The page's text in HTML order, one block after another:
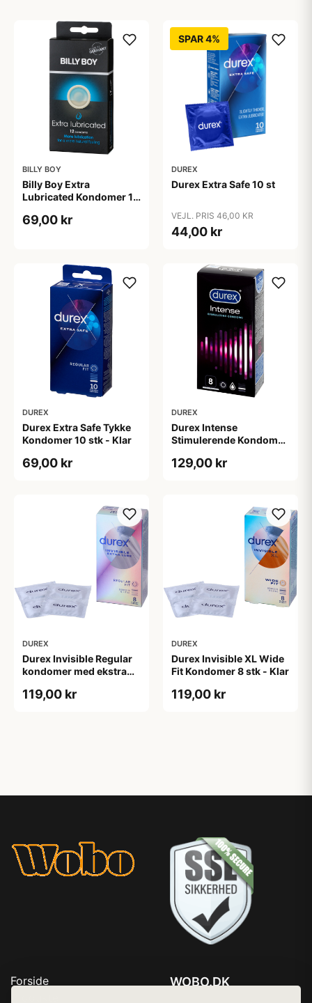
BILLY BOY
Billy Boy Extra
Lubricated Kondomer 12
69,00 kr
SPAR 4%
DUREX
Durex Extra Safe 10 st
VEJL. PRIS 46,00 KR
44,00 kr
DUREX
Durex Extra Safe Tykke
Kondomer 10 stk - Klar
69,00 kr
DUREX
Durex Intense
Stimulerende Kondomer
129,00 kr
DUREX
Durex Invisible Regular
kondomer med ekstra
119,00 kr
DUREX
Durex Invisible XL Wide
Fit Kondomer 8 stk - Klar
119,00 kr
Forside
WOBO.DK